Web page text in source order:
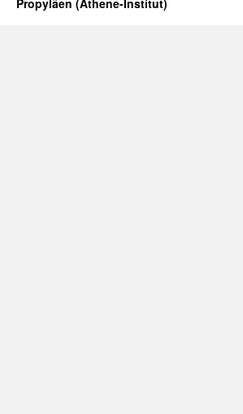
Propyläen (Athene-Institut)